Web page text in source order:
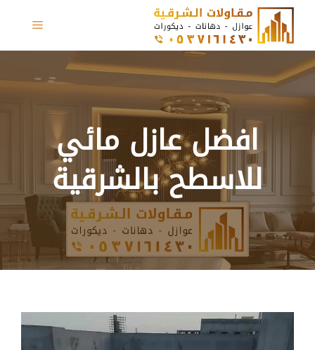
انتقل
المحتوى
القائمة
افضل عازل مائي
للاسطح بالشرقية